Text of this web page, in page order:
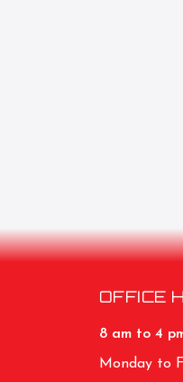
OFFICE
8 am to 4
Monday to